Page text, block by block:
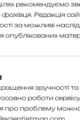
рекомендуємо
Редакція
за можливі
опублікованих
зручності
роботи
про проблему